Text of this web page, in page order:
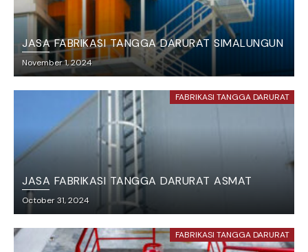
JASA FABRIKASI TANGGA DARURAT SIMALUNGUN
November 1, 2024
FABRIKASI TANGGA DARURAT
JASA FABRIKASI TANGGA DARURAT ASMAT
October 31, 2024
FABRIKASI TANGGA DARURAT